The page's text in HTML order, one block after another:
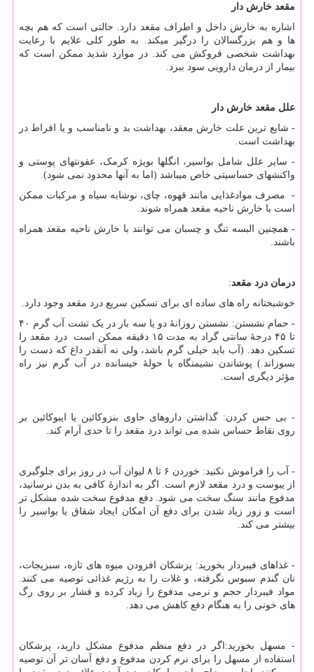
مقعد خارش دار
اشاره به خارش داخل و اطراف مقعد دارد. حالتی است که هم بچه
ها و هم بزرگسالان را درگیر می‏کند. به طور کلی علایم با رعایت
بهداشت شخصی فروکش می‏ کند. در موارد شدید ممکن است که
بیمار از درمان دارویی سود ببرد.
علل مقعد خارش دار
- شایع ترین علت خارش معقد، بهداشت بد و نامناسب و یا افراط در
بهداشت است.
- سایر علل شامل بواسیر، انگل‏ها بویژه کرمک، عفونت‏های پوستی و
واکنش‏های حساسیتی خاص می‏باشد (اما به آنها محدود نمی‏ شود).
- مصرف موادغذایی مانند قهوه، چای، نوشابه سیاه و مرکبات ممکن
است با خارش ناحیه مقعد همراه شوند.
- همچنین البسه تنگ و چسبان می‏ توانند با خارش ناحیه مقعد همراه
باشند.
درمان درد مقعد:
خوشبختانه راه های ساده ای برای تسکین سریع درد مقعد وجود دارد.
- حمام نشستن: نشستن روزانهٔ دو یا سه بار در یک تشت آب گرم ۴۰
تا ۴۵ درجهٔ سانتی گراد به مدت ۱۵ دقیقه ممکن است درد مقعد را
تسکین دهد. (آب باید خیلی گرم باشد، ولی نه آنقدر داغ که دست را
بسوزاند.) پوشاندن نشیمنگاه با حولهٔ خیسانده در آب گرم نیز راه
مؤثر دیگری است.
- بی حس کردن: گذاشتن داروهای حاوی بنزوکائین یا ایبوکائین بر
روی نقاط حساس شده می تواند درد مقعد را تا حدی آرام کند.
- آب را فراموش نکنید: خوردن ۶ تا ۸ لیوان آب در روز برای جلوگیری
از یبوست و درد مقعد لازم است. اگر به اندازهٔ کافی به بدن نرسانید،
مدفوع مانند سنگ سخت می شود. دفع مدفوع سخت شده مشکل تر
است و زور زیاد شدن برای دفع آن امکان ایجاد شقاق یا بواسیر را
بیشتر می کند.
- غذاهای فیبردار بخورید: پزشکان افزودن میوه های تازه، سبزیجات،
نان گندم سبوس نگرفته، و غلات را به رژیم غذائی توصیه می کنند.
مواد فیبردار حجم و نرمی مدفوع را زیاد کرده و فشار بر روی رگ
های خونی را به هنگام دفع کاهش می دهد.
- مسهل بخورید:اگر در دفع منظم مدفوع مشکل دارید، پزشکان
استفاده از مسهل را برای نرم کردن مدفوع و دفع آسان تر آن توصیه